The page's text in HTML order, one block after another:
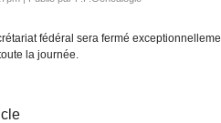
fédéral sera fermé
la journée.